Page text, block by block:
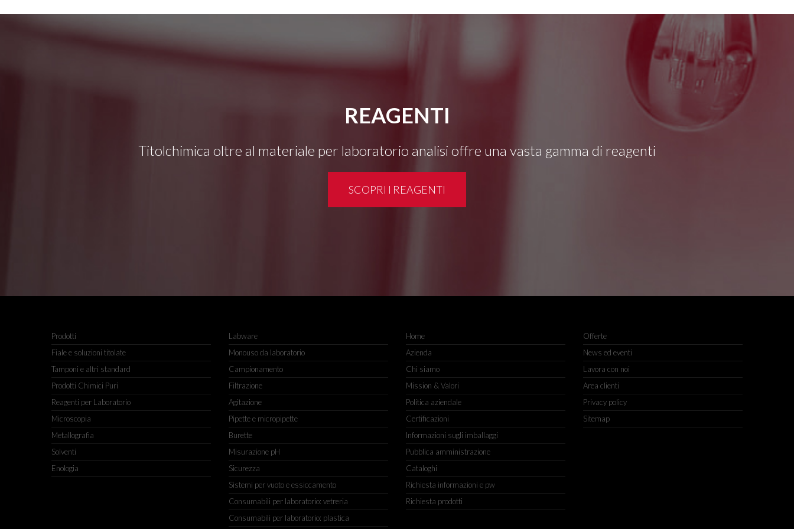
REAGENTI
Titolchimica oltre al materiale per laboratorio analisi offre una vasta gamma di reagenti
SCOPRI I REAGENTI
Prodotti
Fiale e soluzioni titolate
Tamponi e altri standard
Prodotti Chimici Puri
Reagenti per Laboratorio
Microscopia
Metallografia
Solventi
Enologia
Labware
Monouso da laboratorio
Campionamento
Filtrazione
Agitazione
Pipette e micropipette
Burette
Misurazione pH
Sicurezza
Sistemi per vuoto e essiccamento
Consumabili per laboratorio: vetreria
Consumabili per laboratorio: plastica
Home
Azienda
Chi siamo
Mission & Valori
Politica aziendale
Certificazioni
Informazioni sugli imballaggi
Pubblica amministrazione
Cataloghi
Richiesta informazioni e pw
Richiesta prodotti
Offerte
News ed eventi
Lavora con noi
Area clienti
Privacy policy
Sitemap